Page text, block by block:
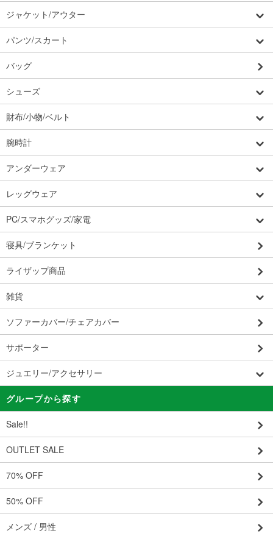
ジャケット/アウター
パンツ/スカート
バッグ
シューズ
財布/小物/ベルト
腕時計
アンダーウェア
レッグウェア
PC/スマホグッズ/家電
寝具/ブランケット
ライザップ商品
雑貨
ソファーカバー/チェアカバー
サポーター
ジュエリー/アクセサリー
グループから探す
Sale!!
OUTLET SALE
70% OFF
50% OFF
メンズ / 男性